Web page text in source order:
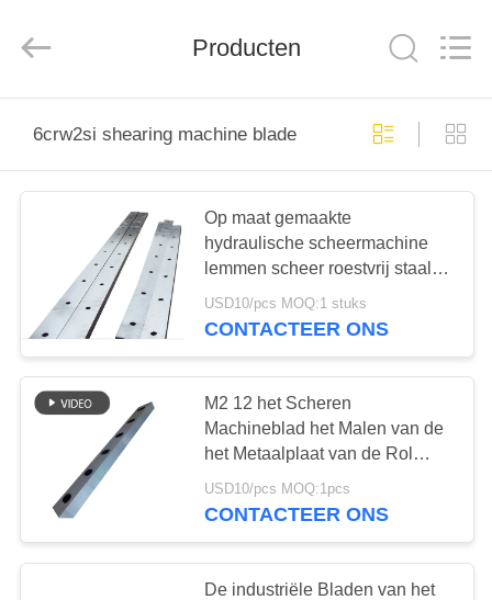
PRODUCTEN
VIDEO'S
OVER
ONS
FABRIEKSTOCHT
KWALITEITSCONTROLE
NIEUWS
Producten
6crw2si shearing machine blade
Op maat gemaakte
hydraulische scheermachine
lemmen scheer roestvrij staal
lemmen snijmes metalen
snijmachine lemmen
USD10/pcs MOQ:1 stuks
CONTACTEER ONS
M2 12 het Scheren
Machineblad het Malen van de
het Metaalplaat van de Rol
Walserij het Knipsel
USD10/pcs MOQ:1pcs
CONTACTEER ONS
De industriële Bladen van het